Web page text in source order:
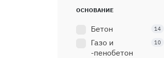
ОСНОВАНИЕ
Бетон 14
Газо и
-пенобетон
10